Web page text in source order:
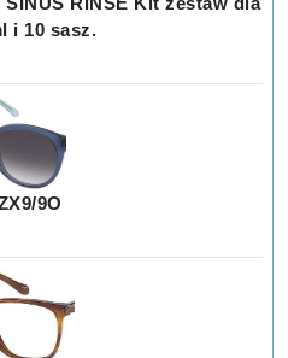
i 10 sasz.
9O